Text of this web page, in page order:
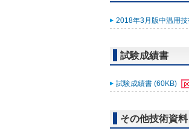
2018年3月版中温用
試験成績書
試験成績書 (60KB)
その他技術資料